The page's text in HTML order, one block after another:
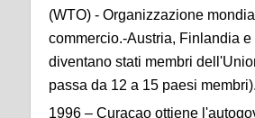
(WTO) - Organizzazione
commercio.-Austria, Finlandia e
diventano stati membri
passa da 12 a 15 paesi membri).
1996 – Curaçao ottiene